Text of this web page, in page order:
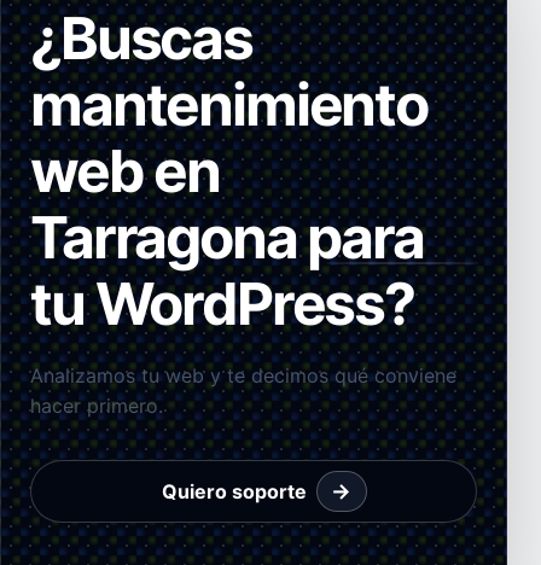
¿Buscas
mantenimiento
web en
Tarragona para
tu WordPress?
Analizamos tu web y te decimos qué conviene
hacer primero.
Quiero soporte →